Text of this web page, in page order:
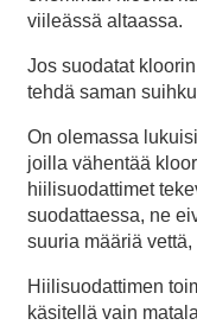
viileässä altaassa.
Jos suodatat
tehdä saman
On olemassa
joilla vähentää
hiilisuodattimet
suodattaessa, ne
suuria määriä
Hiilisuodattimen
käsitellä vain